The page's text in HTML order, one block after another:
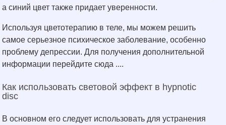
а синий цвет также придает уверенности.
Используя цветотерапию в теле, мы можем решить
самое серьезное психическое заболевание, особенно
проблему депрессии. Для получения дополнительной
информации перейдите сюда ....
Как использовать световой эффект в hypnotic
disc
В основном его следует использовать для устранения